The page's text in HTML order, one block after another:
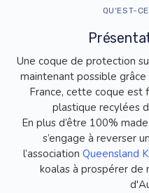
QU'EST-
Une coque de protection
maintenant possible
France, cette coque est
plastique recylées
En plus d’être 100%
s’engage à reverser
l’association Queensland
koalas à prospérer de